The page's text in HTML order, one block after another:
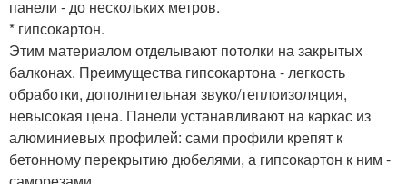
панели - до нескольких метров.
* гипсокартон.
Этим материалом отделывают потолки на закрытых
балконах. Преимущества гипсокартона - легкость
обработки, дополнительная звуко/теплоизоляция,
невысокая цена. Панели устанавливают на каркас из
алюминиевых профилей: сами профили крепят к
бетонному перекрытию дюбелями, а гипсокартон к ним -